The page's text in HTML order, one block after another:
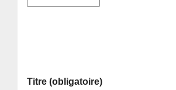
Titre (obligatoire)